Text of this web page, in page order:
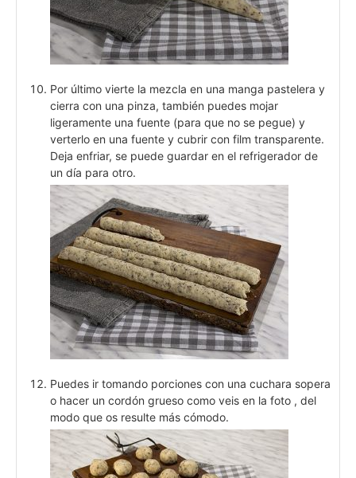
Por último vierte la mezcla en una manga pastelera y
cierra con una pinza, también puedes mojar
ligeramente una fuente (para que no se pegue) y
verterlo en una fuente y cubrir con film transparente.
Deja enfriar, se puede guardar en el refrigerador de
un día para otro.
Puedes ir tomando porciones con una cuchara sopera
o hacer un cordón grueso como veis en la foto , del
modo que os resulte más cómodo.